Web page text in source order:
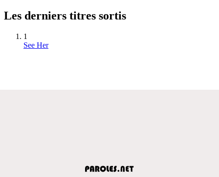
Les derniers titres sortis
1
See Her